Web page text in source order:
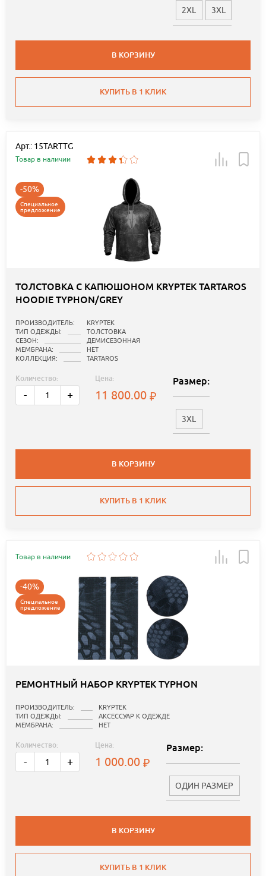
2XL 3XL
В КОРЗИНУ
КУПИТЬ В 1 КЛИК
Арт.: 15TARTTG
Товар в наличии
-50%
Специальное
предложение
ТОЛСТОВКА С КАПЮШОНОМ KRYPTEK TARTAROS
HOODIE TYPHON/GREY
ПРОИЗВОДИТЕЛЬ:
KRYPTEK
ТИП ОДЕЖДЫ:
ТОЛСТОВКА
СЕЗОН:
ДЕМИСЕЗОННАЯ
МЕМБРАНА:
НЕТ
КОЛЛЕКЦИЯ:
TARTAROS
Количество:
- +
Цена:
11 800.00
Размер:
3XL
В КОРЗИНУ
КУПИТЬ В 1 КЛИК
Товар в наличии
-40%
Специальное
предложение
РЕМОНТНЫЙ НАБОР KRYPTEK TYPHON
ПРОИЗВОДИТЕЛЬ:
KRYPTEK
ТИП ОДЕЖДЫ:
АКСЕССУАР К ОДЕЖДЕ
МЕМБРАНА:
НЕТ
Количество:
- +
Цена:
1 000.00
Размер:
ОДИН РАЗМЕР
В КОРЗИНУ
КУПИТЬ В 1 КЛИК